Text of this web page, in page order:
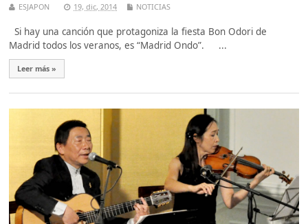
ESJAPON 19, dic, 2014 NOTICIAS
Si hay una canción que protagoniza la fiesta Bon Odori de
Madrid todos los veranos, es “Madrid Ondo”. ...
Leer más »